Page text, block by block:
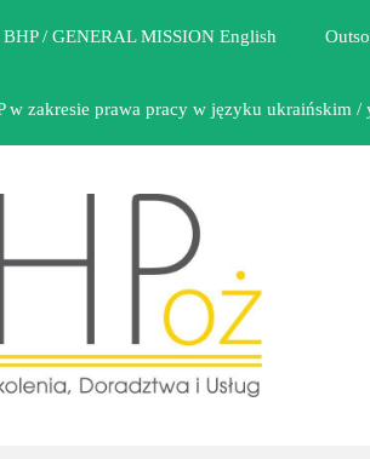
BHP / GENERAL MISSION English
w zakresie prawa pracy w języku ukraińskim